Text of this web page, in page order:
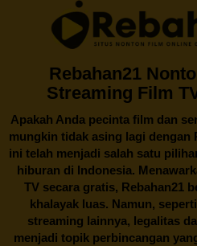
Rebahan21
Streaming Film
Apakah Anda pecinta film dan
mungkin tidak asing lagi dengan
ini telah menjadi salah satu
hiburan di Indonesia.
TV secara gratis, Rebahan21
khalayak luas. Namun,
streaming lainnya, legalitas
menjadi topik perbincangan